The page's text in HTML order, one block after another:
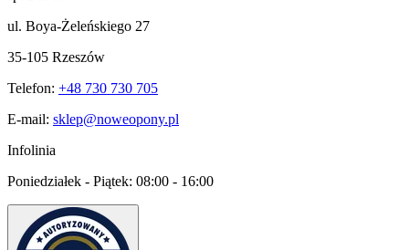
ul. Boya-Żeleńskiego 27
35-105 Rzeszów
Telefon: +48 730 730 705
E-mail: sklep@noweopony.pl
Infolinia
Poniedziałek - Piątek: 08:00 - 16:00